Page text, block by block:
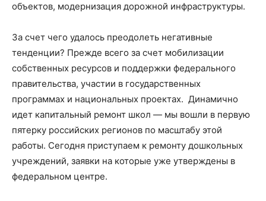
объектов, модернизация дорожной инфраструктуры.
За счет чего удалось преодолеть негативные
тенденции? Прежде всего за счет мобилизации
собственных ресурсов и поддержки федерального
правительства, участии в государственных
программах и национальных проектах. Динамично
идет капитальный ремонт школ — мы вошли в первую
пятерку российских регионов по масштабу этой
работы. Сегодня приступаем к ремонту дошкольных
учреждений, заявки на которые уже утверждены в
федеральном центре.